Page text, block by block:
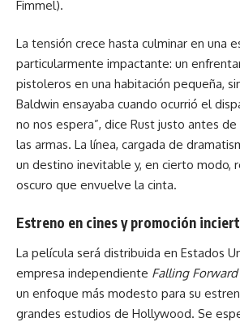
Fimmel).
La tensión crece hasta culminar en una
particularmente impactante: un
pistoleros en una habitación pequeña,
Baldwin ensayaba cuando ocurrió el
no nos espera”, dice Rust justo antes
las armas. La línea, cargada de
un destino inevitable y, en cierto modo,
oscuro que envuelve la cinta.
Estreno en cines y promoción
La película será distribuida en Estados
empresa independiente Falling
un enfoque más modesto para su
grandes estudios de Hollywood. Se